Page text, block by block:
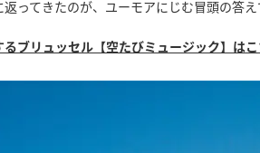
ってきたのが、ユーモアにじむ冒頭の答え
ブリュッセル【空たびミュージック】は